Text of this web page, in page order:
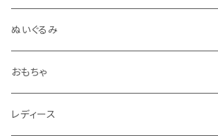
ぬいぐるみ
おもちゃ
レディース